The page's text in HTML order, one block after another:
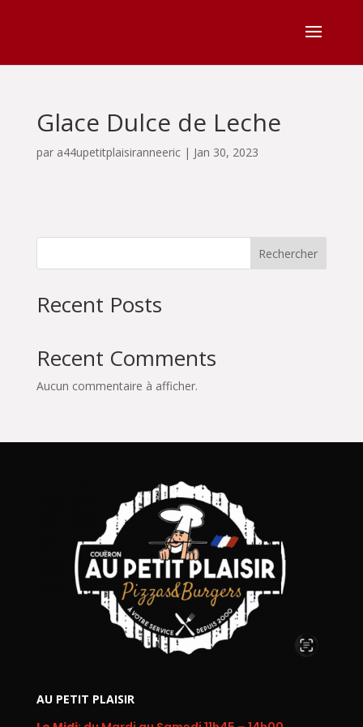
Glace Dulce de Leche
par a44upetitplaisiranneeric| Jan 30, 2023
Rechercher
Recent Posts
Recent Comments
Aucun commentaire à afficher.
AU PETIT PLAISIR